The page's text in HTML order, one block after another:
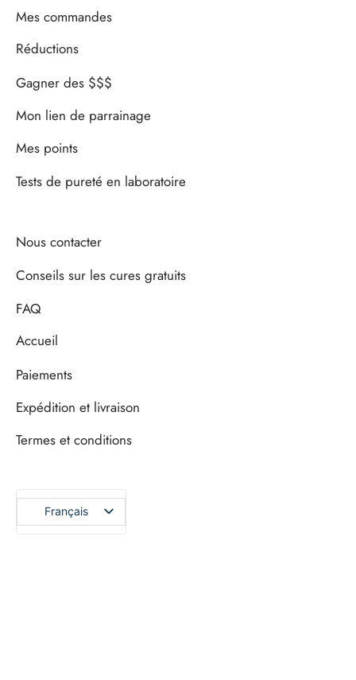
Mes commandes
Réductions
Gagner des $$$
Mon lien de parrainage
Mes points
Tests de pureté en laboratoire
Nous contacter
Conseils sur les cures gratuits
FAQ
Accueil
Paiements
Expédition et livraison
Termes et conditions
Français